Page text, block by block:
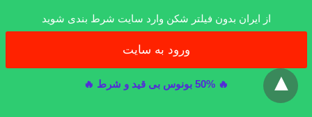
از ایران بدون فیلتر شکن وارد سایت شرط بندی شوید
ورود به سایت
🔥 50% بونوس بی قید و شرط 🔥